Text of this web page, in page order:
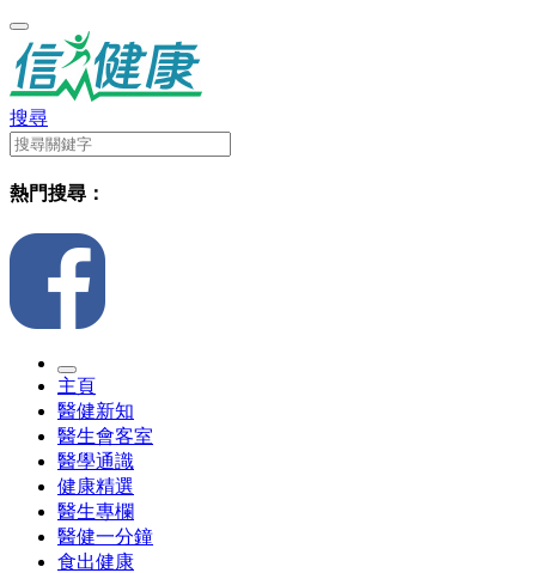
搜尋
熱門搜尋：
主頁
醫健新知
醫生會客室
醫學通識
健康精選
醫生專欄
醫健一分鐘
食出健康